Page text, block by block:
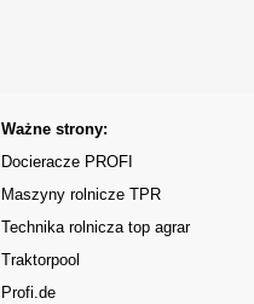
Ważne strony:
Docieracze PROFI
Maszyny rolnicze TPR
Technika rolnicza top agrar
Traktorpool
Profi.de